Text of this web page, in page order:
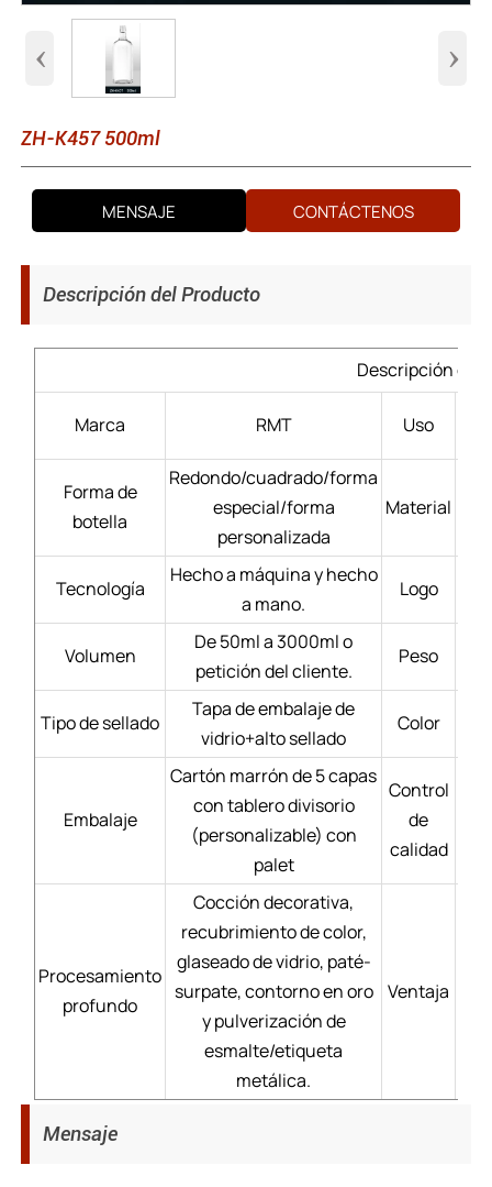
‹ ›
ZH-K457 500ml
MENSAJE CONTÁCTENOS
Descripción del Producto
Descripción del
Marca RMT Uso
Forma de
botella
Redondo/cuadrado/forma
especial/forma
personalizada
Material
Tecnología
Hecho a máquina y hecho
a mano.
Logo
Volumen
De 50ml a 3000ml o
petición del cliente.
Peso
Tipo de sellado
Tapa de embalaje de
vidrio+alto sellado
Color
Embalaje
Cartón marrón de 5 capas
con tablero divisorio
(personalizable) con
palet
Control
de
calidad
Procesamiento
profundo
Cocción decorativa,
recubrimiento de color,
glaseado de vidrio, paté-
surpate, contorno en oro
y pulverización de
esmalte/etiqueta
metálica.
Ventaja
Mensaje